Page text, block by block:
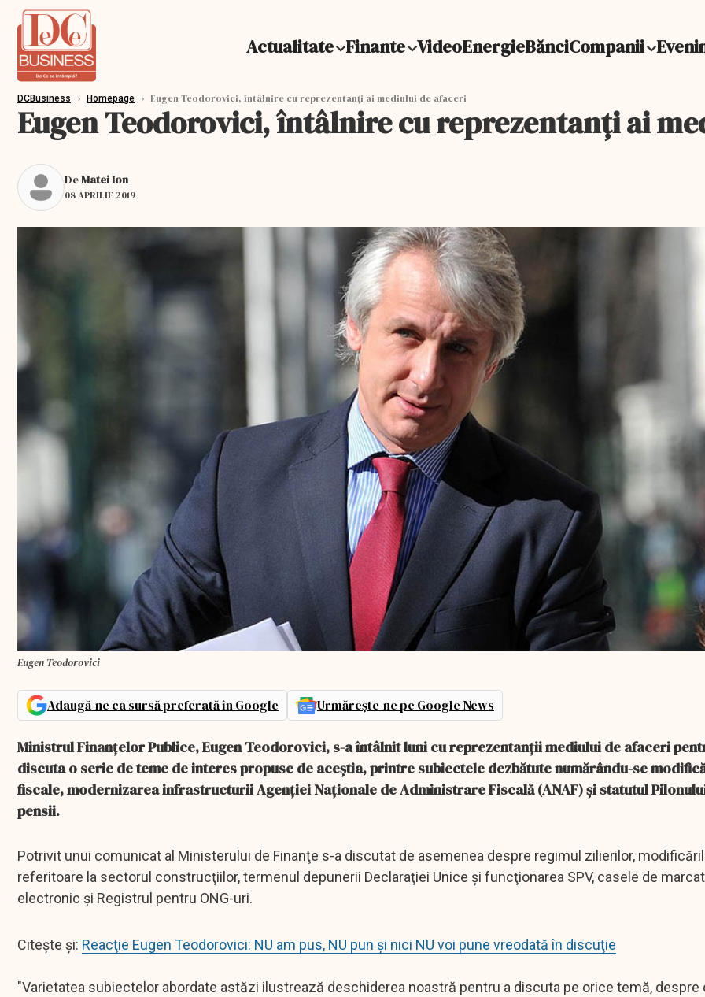
Actualitate Finante VideoEnergieBănciCompanii
DCBusiness › Homepage › Eugen Teodorovici, întâlnire cu reprezentanți ai mediului de afaceri
Eugen Teodorovici, întâlnire cu reprezentanți ai
DeMatei Ion
08 APRILIE 2019
Eugen Teodorovici
Adaugă-ne ca sursă preferată în Google Urmărește-ne pe Google News
Ministrul Finanţelor Publice, Eugen Teodorovici, s-a întâlnit luni cu reprezentanţii mediului de afaceri
discuta o serie de teme de interes propuse de aceştia, printre subiectele dezbătute numărându-se
fiscale, modernizarea infrastructurii Agenţiei Naţionale de Administrare Fiscală (ANAF) şi statutul
pensii.
Potrivit unui comunicat al Ministerului de Finanţe s-a discutat de asemenea despre regimul zilierilor,
referitoare la sectorul construcţiilor, termenul depunerii Declaraţiei Unice şi funcţionarea SPV, casele de
electronic şi Registrul pentru ONG-uri.
Citește și: Reacţie Eugen Teodorovici: NU am pus, NU pun şi nici NU voi pune vreodată în discuţie
"Varietatea subiectelor abordate astăzi ilustrează deschiderea noastră pentru a discuta pe orice temă, despre